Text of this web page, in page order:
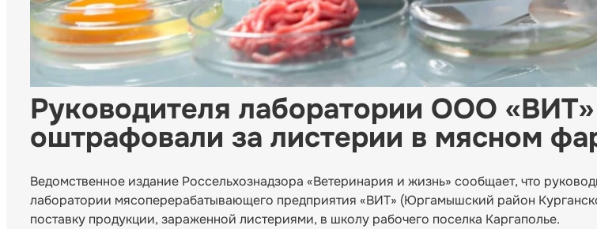
Руководителя лаборатории ООО «ВИТ»
оштрафовали за листерии в мясном
Ведомственное издание Россельхознадзора «Ветеринария и жизнь» сообщает, что
лаборатории мясоперерабатывающего предприятия «ВИТ» (Юргамышский район
поставку продукции, зараженной листериями, в школу рабочего поселка Каргаполье.